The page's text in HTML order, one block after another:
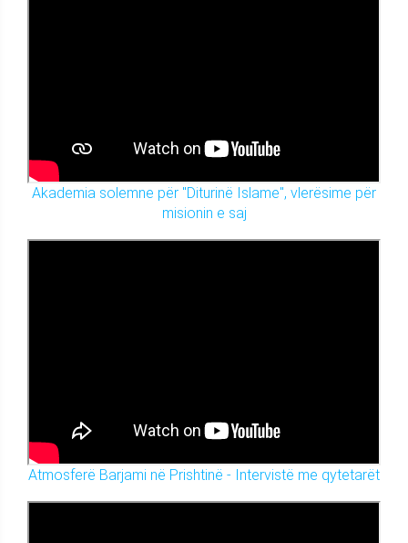
Akademia solemne për "Diturinë Islame", vlerësime për
misionin e saj
Atmosferë Barjami në Prishtinë - Intervistë me qytetarët